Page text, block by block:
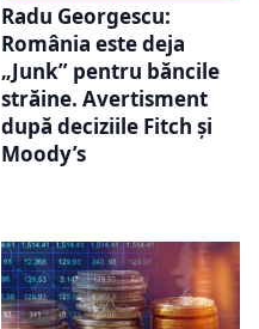
Radu Georgescu:
România este deja
„Junk” pentru băncile
străine. Avertisment
după deciziile Fitch și
Moody’s